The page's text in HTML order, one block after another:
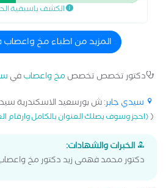
الكشف باسبقية
المزيد من اطباء مخ
دكتور تخصص تخصص مخ واعصابفي
سيدي جابر: ش بورسعيد الاسكندرية
((احجز وسوف يصلك العنوان بالكامل وارقام
الخبرات والشهادات:
دكتور محمد فهمى زيد دكتور مخ